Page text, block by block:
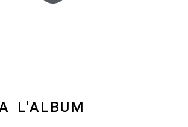
L'ALBUM